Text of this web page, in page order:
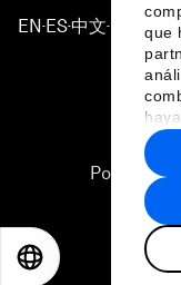
que
EN ▪ES▪中文▪ 日本語
Política de
2026